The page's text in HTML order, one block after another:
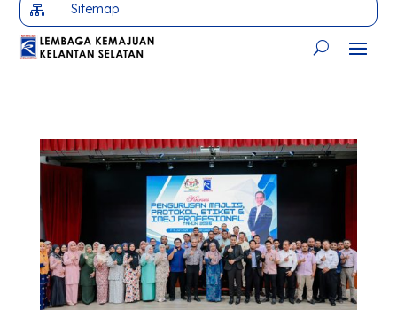
 Sitemap